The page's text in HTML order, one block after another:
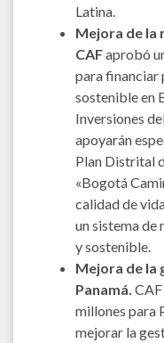
Latina.
Mejora de la
CAFaprobó
para financiar
sostenible en
Inversiones
apoyarán
Plan Distrital
«Bogotá
calidad de
un sistema de
y sostenible.
Mejora de la
Panamá.
millones para
mejorar la